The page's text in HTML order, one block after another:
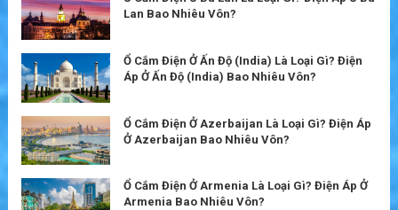
Lan Bao Nhiêu Vôn?
Ổ Cắm Điện Ở Ấn Độ (India) Là Loại Gì? Điện
Áp Ở Ấn Độ (India) Bao Nhiêu Vôn?
Ổ Cắm Điện Ở Azerbaijan Là Loại Gì? Điện Áp
Ở Azerbaijan Bao Nhiêu Vôn?
Ổ Cắm Điện Ở Armenia Là Loại Gì? Điện Áp Ở
Armenia Bao Nhiêu Vôn?